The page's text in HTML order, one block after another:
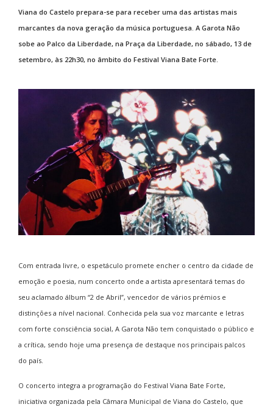
Viana do Castelo prepara-se para receber uma das artistas mais
marcantes da nova geração da música portuguesa. A Garota Não
sobe ao Palco da Liberdade, na Praça da Liberdade, no sábado, 13 de
setembro, às 22h30, no âmbito do Festival Viana Bate Forte.
Com entrada livre, o espetáculo promete encher o centro da cidade de
emoção e poesia, num concerto onde a artista apresentará temas do
seu aclamado álbum “2 de Abril”, vencedor de vários prémios e
distinções a nível nacional. Conhecida pela sua voz marcante e letras
com forte consciência social, A Garota Não tem conquistado o público e
a crítica, sendo hoje uma presença de destaque nos principais palcos
do país.
O concerto integra a programação do Festival Viana Bate Forte,
iniciativa organizada pela Câmara Municipal de Viana do Castelo, que